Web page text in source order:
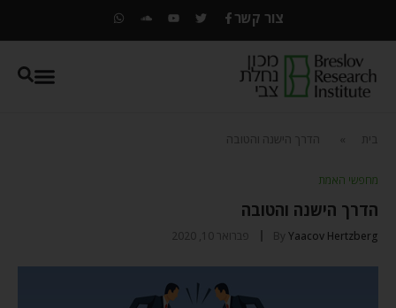
צור קשר
בית הדרך הישנה והטובה
מחפשי האמת
הדרך הישנה והטובה
By Yaacov Hertzberg פברואר 10, 2020